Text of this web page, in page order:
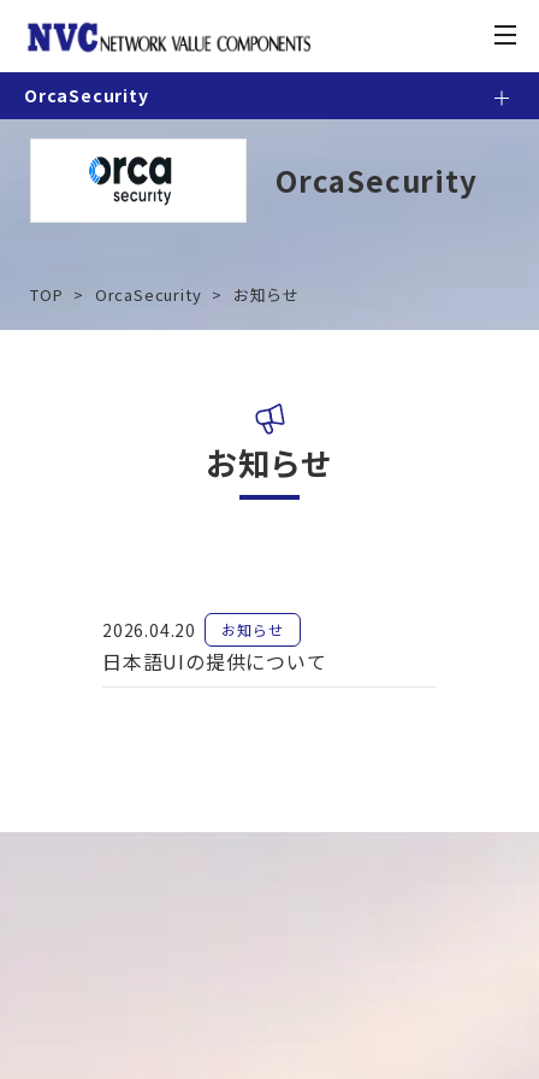
toggle
製品情報
お知らせ
OrcaSecurity
OrcaSecurity
TOP OrcaSecurity お知らせ
お知らせ
2026.04.20 お知らせ
日本語UIの提供について